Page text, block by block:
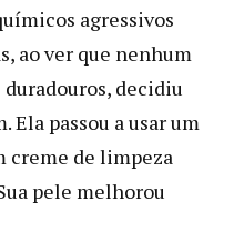
agressivos
ao ver que nenhum
decidiu
Ela passou a usar um
creme de limpeza
pele melhorou